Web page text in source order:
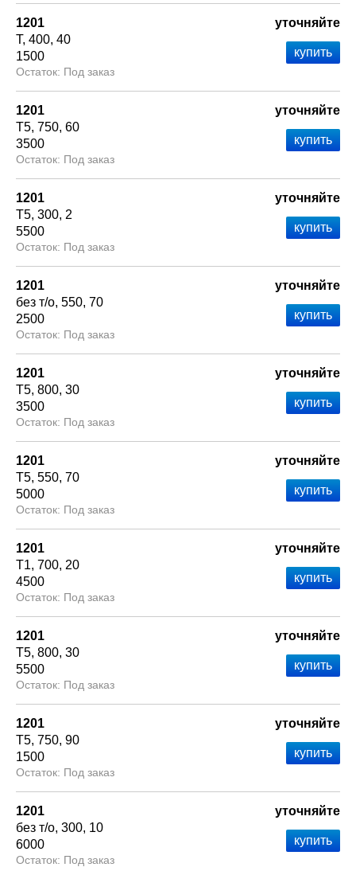
1201
Т 400 40
1500
Под заказ
уточняйте
1201
Т5 750 60
3500
Под заказ
уточняйте
1201
Т5 300 2
5500
Под заказ
уточняйте
1201
без т/о 550 70
2500
Под заказ
уточняйте
1201
Т5 800 30
3500
Под заказ
уточняйте
1201
Т5 550 70
5000
Под заказ
уточняйте
1201
Т1 700 20
4500
Под заказ
уточняйте
1201
Т5 800 30
5500
Под заказ
уточняйте
1201
Т5 750 90
1500
Под заказ
уточняйте
1201
без т/о 300 10
6000
Под заказ
уточняйте